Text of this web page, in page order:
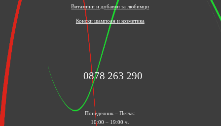
Витамини и добавки за любимци
Конски шампоан и козметика
0878 263 290
Понеделник – Петък:
10:00 – 19:00 ч.